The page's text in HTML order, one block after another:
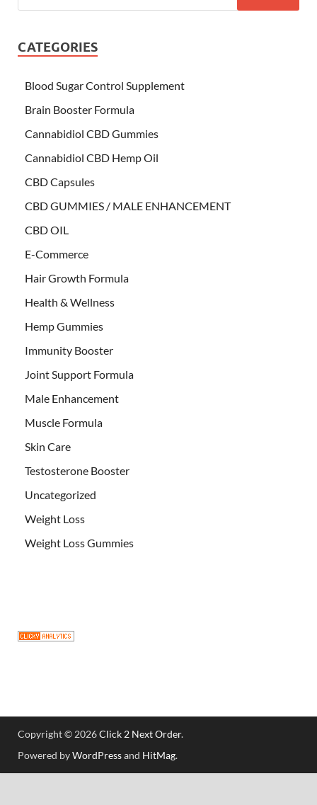
CATEGORIES
Blood Sugar Control Supplement
Brain Booster Formula
Cannabidiol CBD Gummies
Cannabidiol CBD Hemp Oil
CBD Capsules
CBD GUMMIES / MALE ENHANCEMENT
CBD OIL
E-Commerce
Hair Growth Formula
Health & Wellness
Hemp Gummies
Immunity Booster
Joint Support Formula
Male Enhancement
Muscle Formula
Skin Care
Testosterone Booster
Uncategorized
Weight Loss
Weight Loss Gummies
Copyright © 2026Click 2 Next Order.
Powered byWordPressand HitMag.